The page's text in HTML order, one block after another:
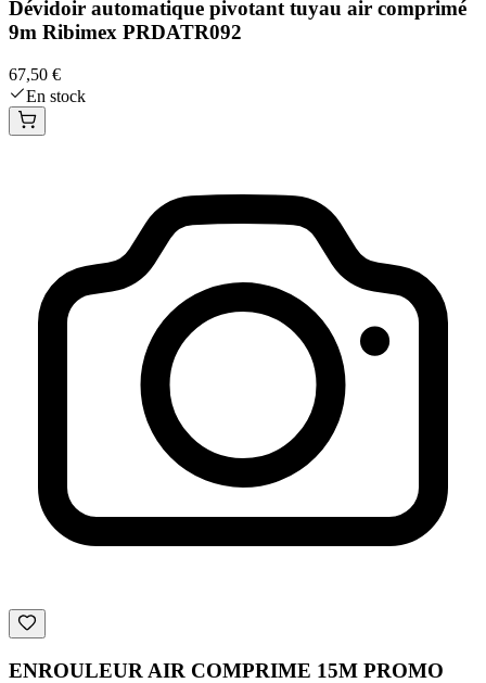
Dévidoir automatique pivotant tuyau air comprimé
9m Ribimex PRDATR092
67,50 €
En stock
ENROULEUR AIR COMPRIME 15M PROMO